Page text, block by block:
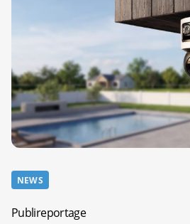
NEWS
Publireportage